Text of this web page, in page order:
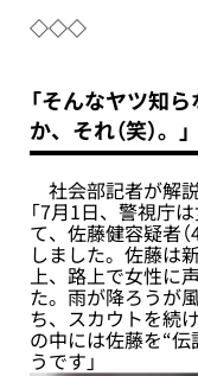
◇◇◇
「そんなヤツ知
か、それ（笑）。」
社会部記者が解説
「7月1日、警視庁
て、佐藤健容疑者
しました。佐藤は
上、路上で女性に
た。雨が降ろうが
ち、スカウトを続
の中には佐藤を“
うです」